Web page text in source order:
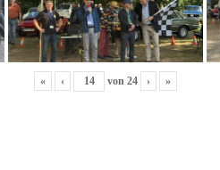
« ‹ von 24 › »